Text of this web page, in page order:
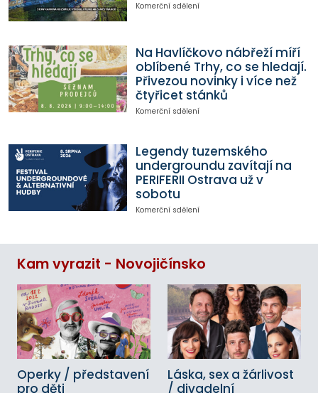
Komerční sdělení
Na Havlíčkovo nábřeží míří
oblíbené Trhy, co se hledají.
Přivezou novinky i více než
čtyřicet stánků
Komerční sdělení
Legendy tuzemského
undergroundu zavítají na
PERIFERII Ostrava už v
sobotu
Komerční sdělení
Kam vyrazit - Novojičínsko
Operky / představení
pro děti
Láska, sex a žárlivost
/ divadelní